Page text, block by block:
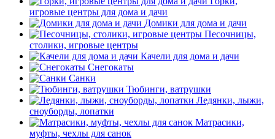
игровые центры для дома и дачи
Домики для дома и дачи
Песочницы,
столики, игровые центры
Качели для дома и дачи
Снегокаты
Санки
Тюбинги, ватрушки
Ледянки, лыжи,
сноуборды, лопатки
Матрасики,
муфты, чехлы для санок